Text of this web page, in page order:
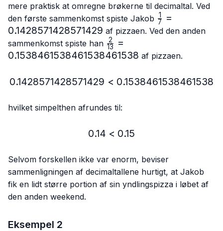
mere praktisk at omregne brøkerne til decimaltal. Ved
den første sammenkomst spiste Jakob \frac{1}
7
1
=
0.1428571428571429 af pizzaen. Ved den anden
sammenkomst spiste han \frac{2}
13
2
=
0.1538461538461538461538 af pizzaen.
0.1428571428571429 <
0.1428571428571429 < 0.1538461538461538
hvilket simpelthen afrundes til:
0.14 < 0.15
0.14 < 0.15
Selvom forskellen ikke var enorm, beviser
sammenligningen af decimaltallene hurtigt, at Jakob
fik en lidt større portion af sin yndlingspizza i løbet af
den anden weekend.
Eksempel 2